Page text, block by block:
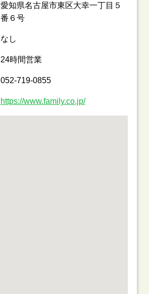
愛知県名古屋市東区大幸一丁目５
番６号
なし
24時間営業
052-719-0855
https://www.family.co.jp/